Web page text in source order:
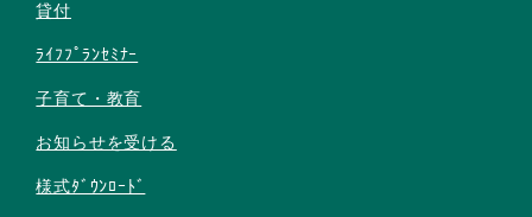
貸付
ﾗｲﾌﾌﾟﾗﾝｾﾐﾅｰ
子育て・教育
お知らせを受ける
様式ﾀﾞｳﾝﾛｰﾄﾞ